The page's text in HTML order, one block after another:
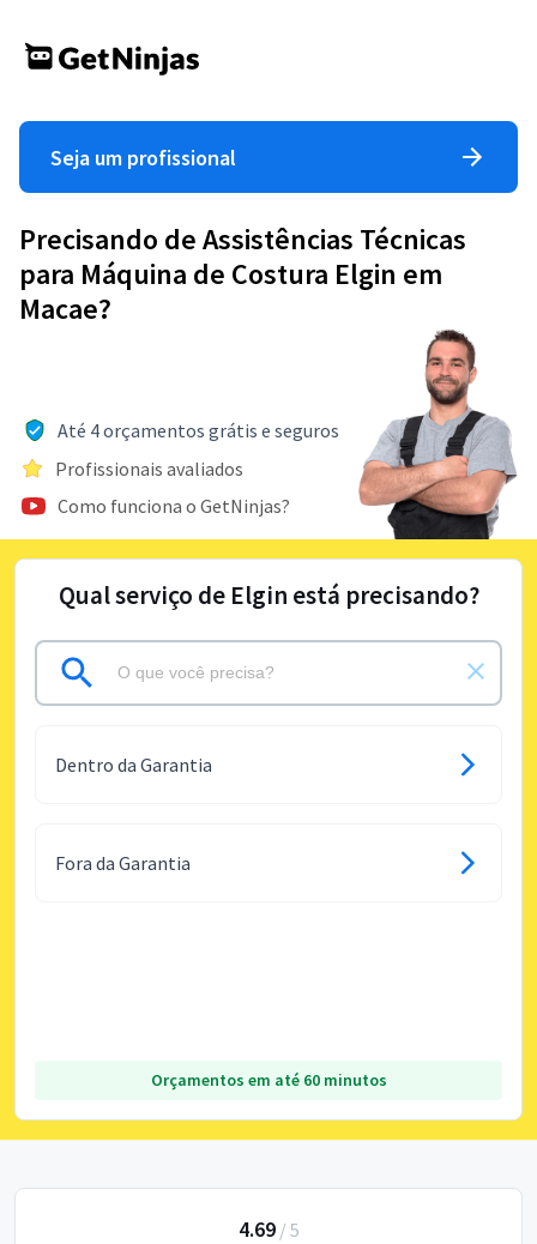
Seja um profissional
Precisando de Assistências Técnicas
para Máquina de Costura Elgin em
Macae?
Até 4 orçamentos grátis e seguros
Profissionais avaliados
Como funciona o GetNinjas?
Qual serviço de Elgin está precisando?
Dentro da Garantia
Fora da Garantia
Orçamentos em até 60 minutos
4.69/ 5